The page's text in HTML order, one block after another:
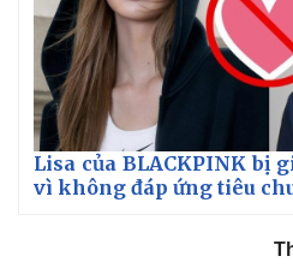
Lisa của BLACKPINK bị
vì không đáp ứng tiêu